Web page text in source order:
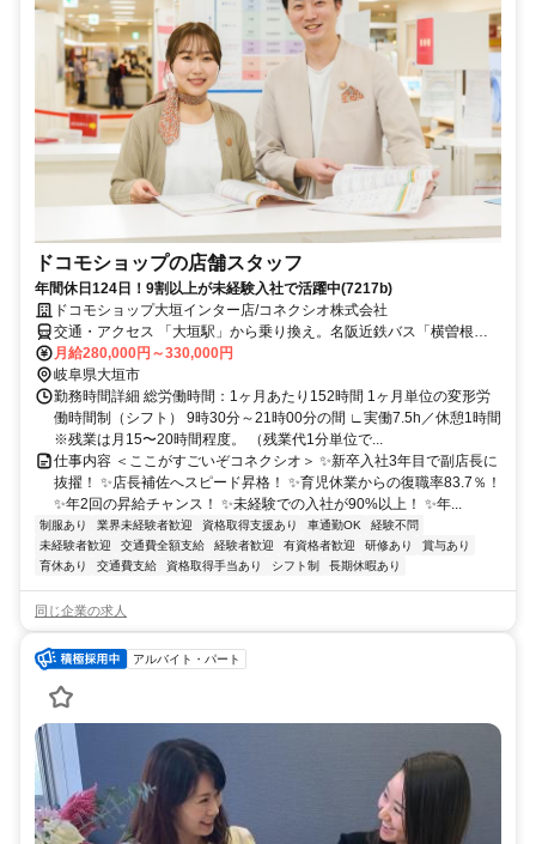
ドコモショップの店舗スタッフ
年間休日124日！9割以上が未経験入社で活躍中(7217b)
ドコモショップ大垣インター店/コネクシオ株式会社
交通・アクセス 「大垣駅」から乗り換え。名阪近鉄バス「横曽根工
業団地口」下車、徒歩3分
月給280,000円～330,000円
岐阜県大垣市
勤務時間詳細 総労働時間：1ヶ月あたり152時間 1ヶ月単位の変形労
働時間制（シフト） 9時30分～21時00分の間 ∟実働7.5h／休憩1時間
※残業は月15〜20時間程度。 （残業代1分単位で...
仕事内容 ＜ここがすごいぞコネクシオ＞ ✨新卒入社3年目で副店長に
抜擢！ ✨店長補佐へスピード昇格！ ✨育児休業からの復職率83.7％！
✨年2回の昇給チャンス！ ✨未経験での入社が90%以上！ ✨年...
制服あり 業界未経験者歓迎 資格取得支援あり 車通勤OK
経験不問
未経験者歓迎
交通費全額支給 経験者歓迎 有資格者歓迎 研修あり
賞与あり
育休あり
交通費支給 資格取得手当あり シフト制 長期休暇あり
同じ企業の求人
アルバイト・パート